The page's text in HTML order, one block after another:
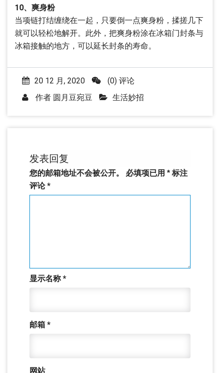
10、爽身粉
当项链打结缠绕在一起，只要倒一点爽身粉，揉搓几下
就可以轻松地解开。此外，把爽身粉涂在冰箱门封条与
冰箱接触的地方，可以延长封条的寿命。
20 12 月, 2020
(0) 评论
作者 圆月豆宛豆 生活妙招
发表回复
您的邮箱地址不会被公开。 必填项已用 * 标注
评论*
显示名称*
邮箱 *
网站